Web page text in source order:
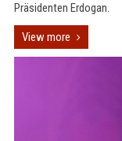
Präsidenten Erdogan.
View more